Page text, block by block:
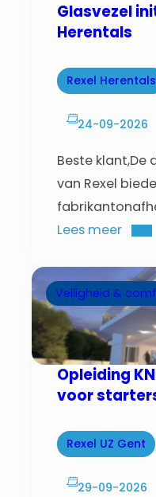
Glasvezel
Herentals
Rexel Herentals
24-09-2026
Beste
van Rexel
workshop aan.
Lees meer
Veiligheid &
Opleiding
voor
Rexel UZ Gent
29-09-2026